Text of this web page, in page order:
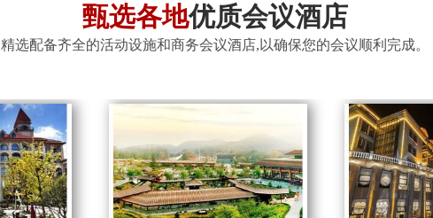
甄选各地优质会议酒店
精选配备齐全的活动设施和商务会议酒店,以确保您的会议顺利完成。